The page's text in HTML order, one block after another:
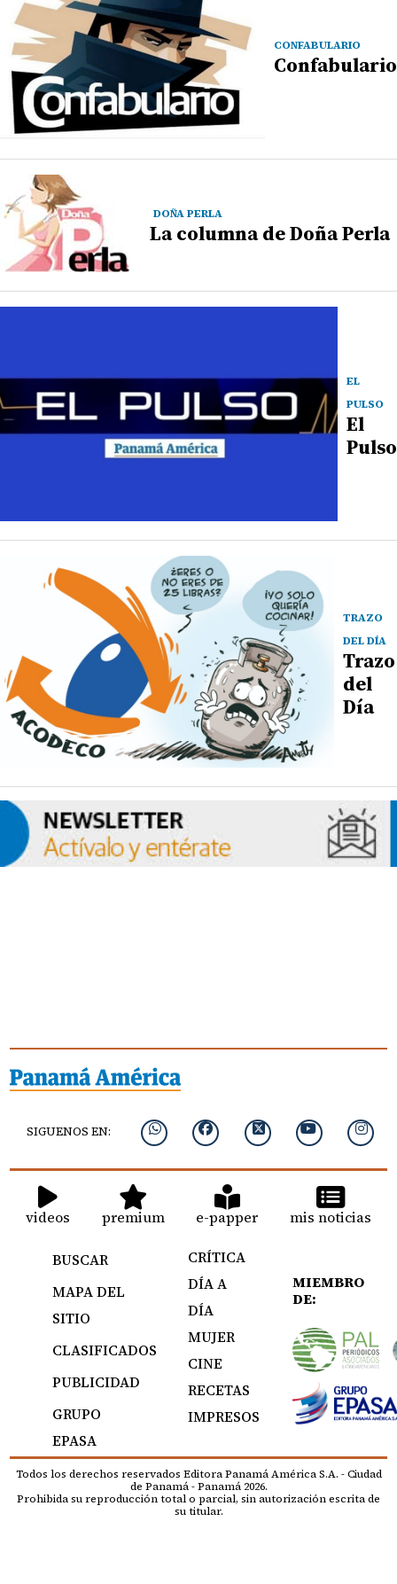
CONFABULARIO
Confabulario
DOÑA PERLA
La columna de Doña Perla
EL
PULSO
El
Pulso
TRAZO
DEL DÍA
Trazo
del
Día
SIGUENOS EN:
videos premium e-papper mis noticias
BUSCAR
MAPA DEL
SITIO
CLASIFICADOS
PUBLICIDAD
GRUPO
EPASA
CRÍTICA
DÍA A
DÍA
MUJER
CINE
RECETAS
IMPRESOS
MIEMBRO
DE:
Todos los derechos reservados Editora Panamá América S.A. - Ciudad
de Panamá - Panamá 2026.
Prohibida su reproducción total o parcial, sin autorización escrita de
su titular.